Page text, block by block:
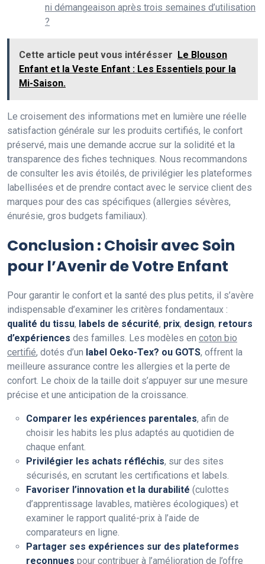
ni démangeaison après trois semaines d’utilisation
?
Cette article peut vous intérésser Le Blouson
Enfant et la Veste Enfant : Les Essentiels pour la
Mi-Saison.
Le croisement des informations met en lumière une réelle
satisfaction générale sur les produits certifiés, le confort
préservé, mais une demande accrue sur la solidité et la
transparence des fiches techniques. Nous recommandons
de consulter les avis étoilés, de privilégier les plateformes
labellisées et de prendre contact avec le service client des
marques pour des cas spécifiques (allergies sévères,
énurésie, gros budgets familiaux).
Conclusion : Choisir avec Soin
pour l’Avenir de Votre Enfant
Pour garantir le confort et la santé des plus petits, il s’avère
indispensable d’examiner les critères fondamentaux :
qualité du tissu, labels de sécurité, prix, design, retours
d’expériences des familles. Les modèles en coton bio
certifié, dotés d’un label Oeko-Tex? ou GOTS, offrent la
meilleure assurance contre les allergies et la perte de
confort. Le choix de la taille doit s’appuyer sur une mesure
précise et une anticipation de la croissance.
Comparer les expériences parentales, afin de
choisir les habits les plus adaptés au quotidien de
chaque enfant.
Privilégier les achats réfléchis, sur des sites
sécurisés, en scrutant les certifications et labels.
Favoriser l’innovation et la durabilité (culottes
d’apprentissage lavables, matières écologiques) et
examiner le rapport qualité-prix à l’aide de
comparateurs en ligne.
Partager ses expériences sur des plateformes
reconnues pour contribuer à l’amélioration de l’offre